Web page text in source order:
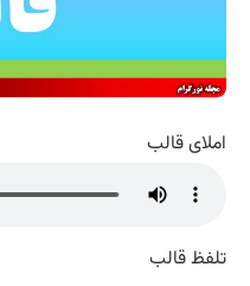
املای قالب
تلفظ قالب